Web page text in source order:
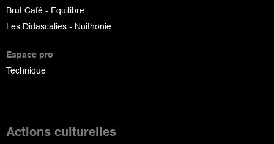
Brut Café - Equilibre
Les Didascalies - Nuithonie
Espace pro
Technique
Actions culturelles